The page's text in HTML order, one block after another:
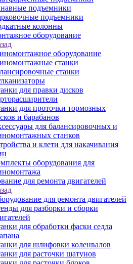
подъемники
подъемники
колонны
оборудование
оборудование
станки
станки
для правки дисков
для проточки тормозных
и барабанов
для балансировочных и
станков
и клети для накачивания
оборудования для
для ремонта двигателей
для ремонта двигателей
для разборки и сборки
для обработки фаски седла
для шлифовки коленвалов
для расточки шатунов